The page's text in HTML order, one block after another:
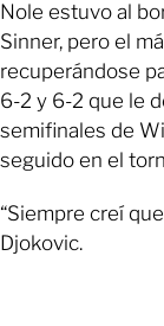
Nole estuvo al
Sinner, pero el
recuperándose
6-2 y 6-2 que le
semifinales de
seguido en el
“Siempre creí
Djokovic.